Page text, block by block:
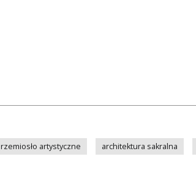
rzemiosło artystyczne architektura sakralna